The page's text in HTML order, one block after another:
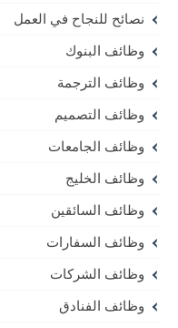
نصائح للنجاح في العمل
وظائف البنوك
وظائف الترجمة
وظائف التصميم
وظائف الجامعات
وظائف الخليج
وظائف السائقين
وظائف السفارات
وظائف الشركات
وظائف الفنادق